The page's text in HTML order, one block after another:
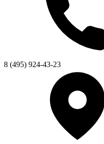
8 (495) 924-43-23